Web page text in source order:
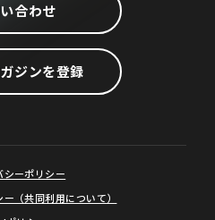
合わせ
ジンを登録
シーポリシー
（共同利用について）